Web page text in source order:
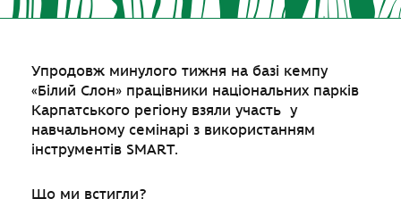
Упродовж минулого тижня на базі кемпу
«Білий Слон» працівники національних парків
Карпатського регіону взяли участь у
навчальному семінарі з використанням
інструментів SMART.
Що ми встигли?